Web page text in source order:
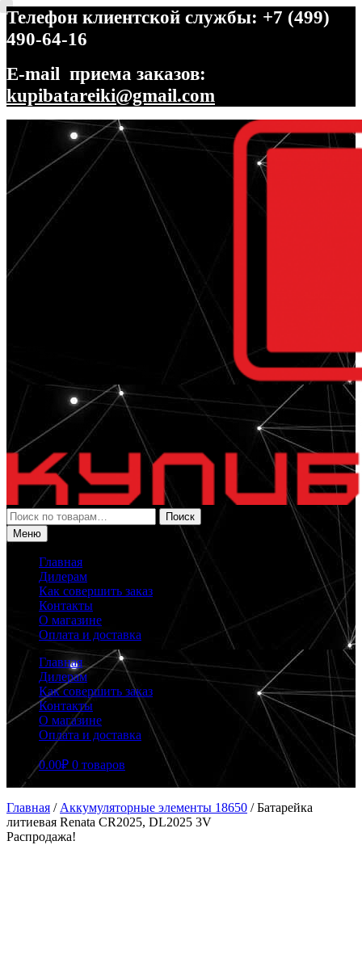
Телефон клиентской службы: +7 (499)
490-64-16
E-mail приема заказов:
kupibatareiki@gmail.com
Перейти
навигации
Перейти
содержимому
Искать:
Поиск
Меню
Главная
Дилерам
Как совершить заказ
Контакты
О магазине
Оплата и доставка
Главная
Дилерам
Как совершить заказ
Контакты
О магазине
Оплата и доставка
0.00₽ 0 товаров
Главная / Аккумуляторные элементы 18650 /Батарейка
литиевая Renata CR2025, DL2025 3V
Распродажа!